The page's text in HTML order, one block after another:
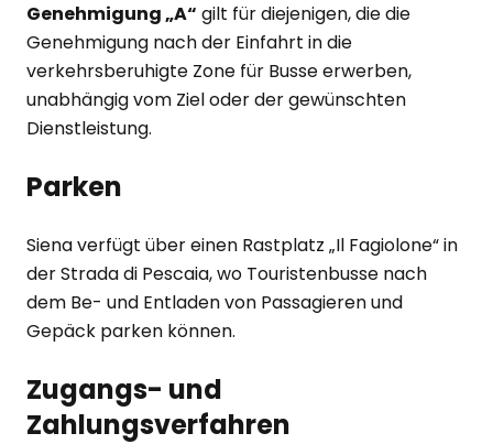
Genehmigung „A“ gilt für diejenigen, die die
Genehmigung nach der Einfahrt in die
verkehrsberuhigte Zone für Busse erwerben,
unabhängig vom Ziel oder der gewünschten
Dienstleistung.
Parken
Siena verfügt über einen Rastplatz „Il Fagiolone“ in
der Strada di Pescaia, wo Touristenbusse nach
dem Be- und Entladen von Passagieren und
Gepäck parken können.
Zugangs- und
Zahlungsverfahren